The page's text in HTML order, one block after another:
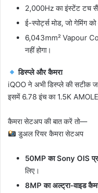
2,000Hz का इंस्टेंट टच
ई-स्पोर्ट्स मोड, जो गेमिंग
6,043mm² Vapour
नहीं होगा।
डिस्प्ले और कैमरा
iQOO ने अभी डिस्प्ले की सटीक
इसमें 6.78 इंच का 1.5K
कैमरा सेटअप की बात करें तो—
डुअल रियर कैमरा सेटअप
50MP का Sony OIS
लिए।
8MP का अल्ट्रा-वाइड